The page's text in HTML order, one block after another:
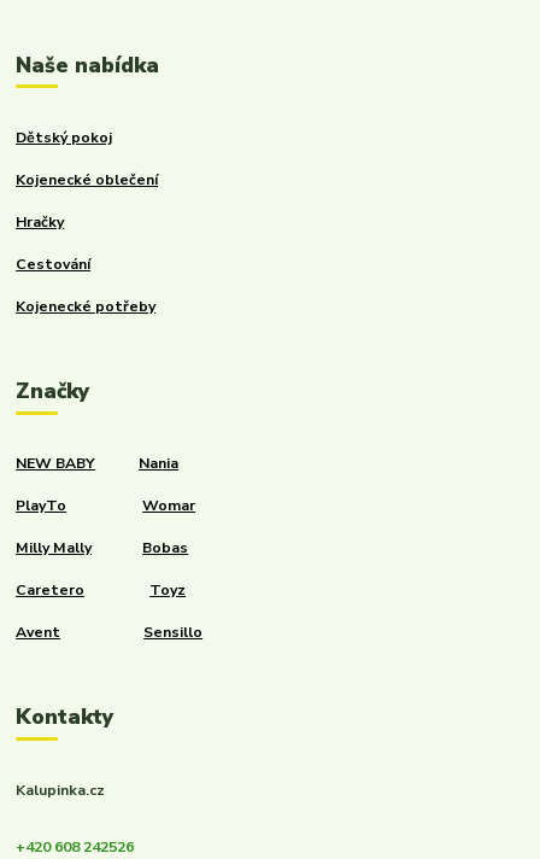
Naše nabídka
Dětský pokoj
Kojenecké oblečení
Hračky
Cestování
Kojenecké potřeby
Značky
NEW BABY Nania
PlayTo Womar
Milly Mally Bobas
Caretero Toyz
Avent Sensillo
Kontakty
Kalupinka.cz
+420 608 242526